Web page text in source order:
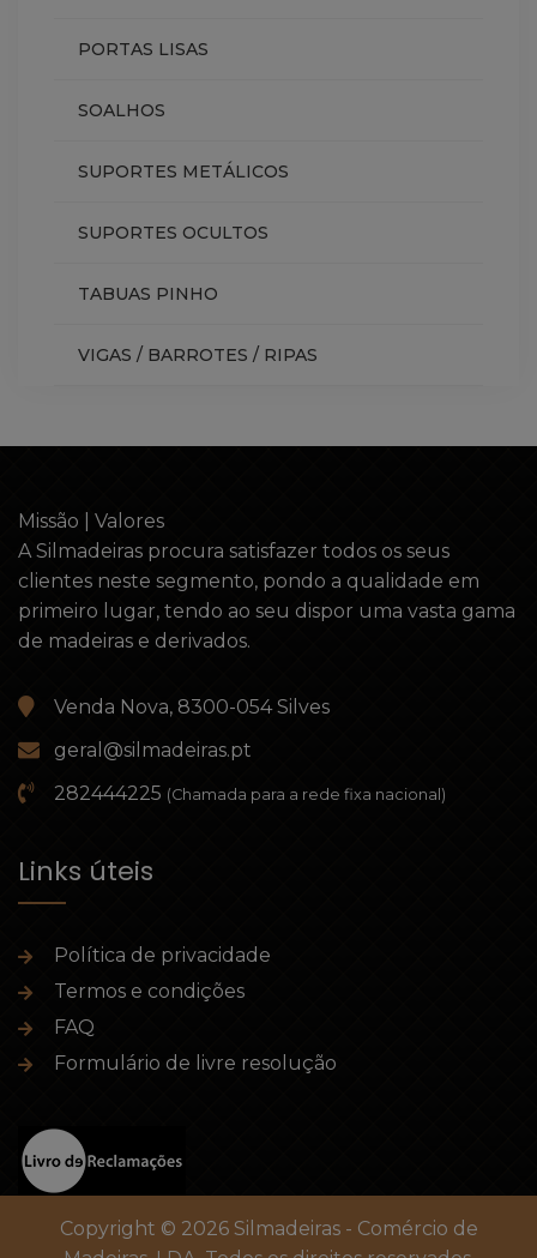
PORTAS LISAS
SOALHOS
SUPORTES METÁLICOS
SUPORTES OCULTOS
TABUAS PINHO
VIGAS / BARROTES / RIPAS
Missão | Valores
A Silmadeiras procura satisfazer todos os seus
clientes neste segmento, pondo a qualidade em
primeiro lugar, tendo ao seu dispor uma vasta gama
de madeiras e derivados.
Venda Nova, 8300-054 Silves
geral@silmadeiras.pt
282444225 (Chamada para a rede fixa nacional)
Links úteis
Política de privacidade
Termos e condições
FAQ
Formulário de livre resolução
Copyright © 2026 Silmadeiras - Comércio de